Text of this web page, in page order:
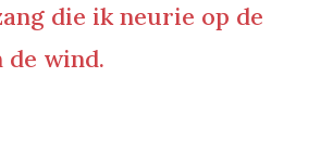
die ik neurie op de
de wind.